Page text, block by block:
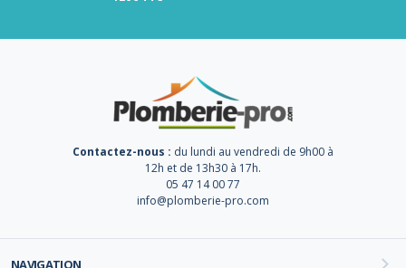
Contactez-nous : du lundi au vendredi de 9h00 à
12h et de 13h30 à 17h.
05 47 14 00 77
info@plomberie-pro.com
NAVIGATION